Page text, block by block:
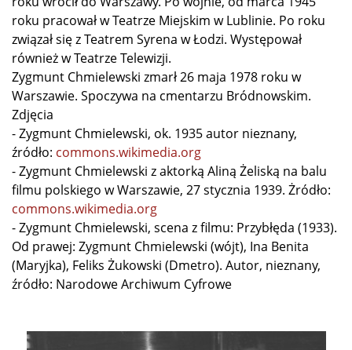
roku pracował w Teatrze Miejskim w Lublinie. Po roku
związał się z Teatrem Syrena w Łodzi. Występował
również w Teatrze Telewizji.
Zygmunt Chmielewski zmarł 26 maja 1978 roku w
Warszawie. Spoczywa na cmentarzu Bródnowskim.
Zdjęcia
- Zygmunt Chmielewski, ok. 1935 autor nieznany,
źródło: commons.wikimedia.org
- Zygmunt Chmielewski z aktorką Aliną Żeliską na balu
filmu polskiego w Warszawie, 27 stycznia 1939. Żródło:
commons.wikimedia.org
- Zygmunt Chmielewski, scena z filmu: Przybłęda (1933).
Od prawej: Zygmunt Chmielewski (wójt), Ina Benita
(Maryjka), Feliks Żukowski (Dmetro). Autor, nieznany,
źródło: Narodowe Archiwum Cyfrowe